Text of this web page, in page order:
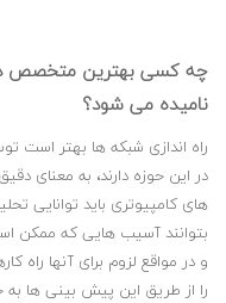
چه کسی بهترین متخصص
نامیده می شود؟
راه اندازی شبکه ها بهتر است
در این حوزه دارند، به معنای
های کامپیوتری باید توانایی
بتوانند آسیب هایی که ممکن
و در مواقع لزوم برای آنها راه
را از طریق این پیش بینی ها به